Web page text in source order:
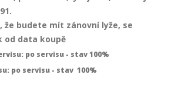
že budete mít zánovní lyže, se
od data koupě
po servisu - stav 100%
po servisu - stav 100%